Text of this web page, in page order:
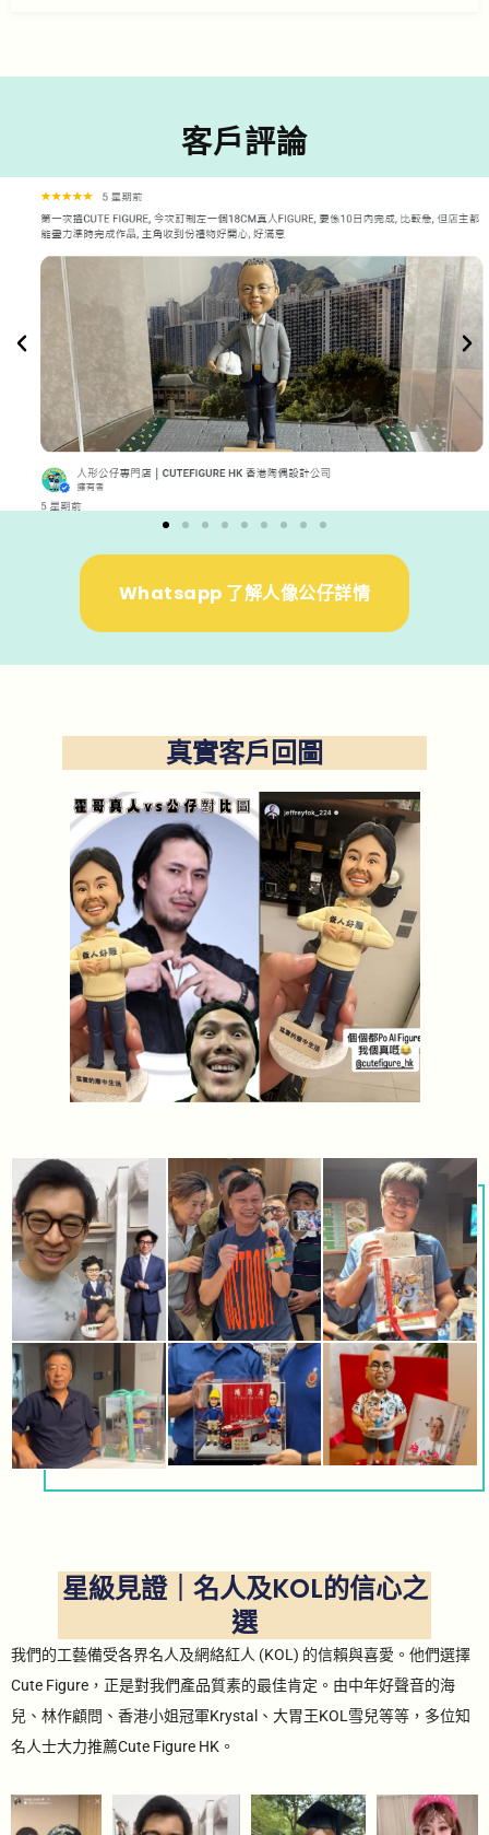
客戶評論
Whatsapp 了解人像公仔詳情
真實客戶回圖
星級見證｜名人及KOL的信心之
選
我們的工藝備受各界名人及網絡紅人 (KOL) 的信賴與喜愛。他們選擇
Cute Figure，正是對我們產品質素的最佳肯定。由中年好聲音的海
兒、林作顧問、香港小姐冠軍Krystal、大胃王KOL雪兒等等，多位知
名人士大力推薦Cute Figure HK。